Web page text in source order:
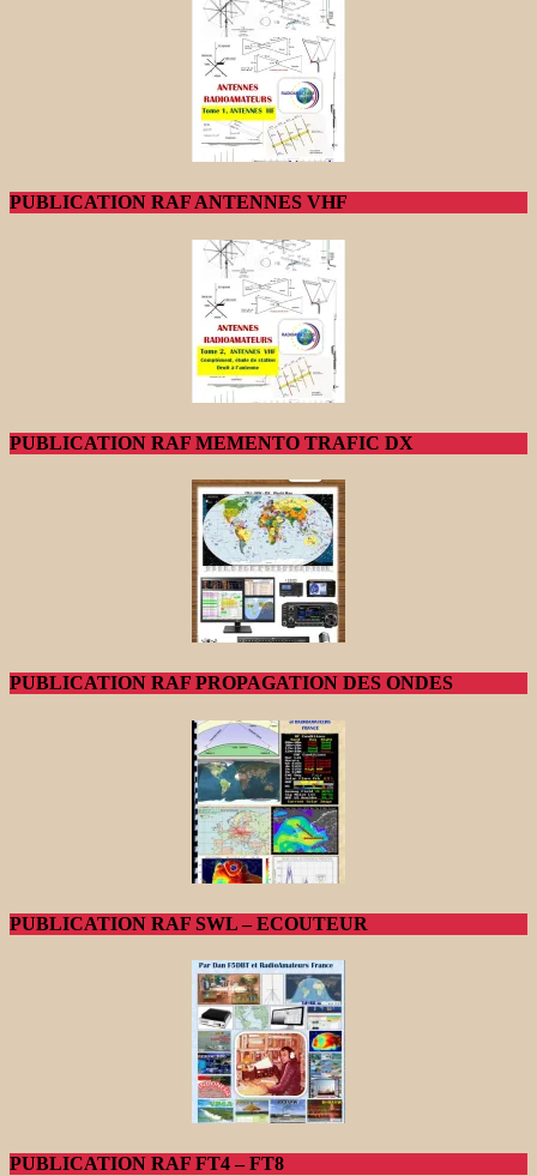
PUBLICATION RAF ANTENNES VHF
PUBLICATION RAF MEMENTO TRAFIC DX
PUBLICATION RAF PROPAGATION DES ONDES
PUBLICATION RAF SWL – ECOUTEUR
PUBLICATION RAF FT4 – FT8